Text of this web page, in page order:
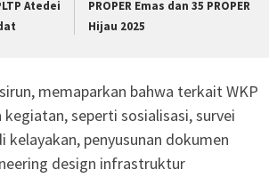
Atedei
PROPER Emas dan 35 PROPER
Hijau 2025
memaparkan bahwa terkait WKP
seperti sosialisasi, survei
kelayakan, penyusunan dokumen
design infrastruktur